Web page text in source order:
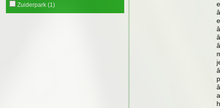
Zuiderpark (1)